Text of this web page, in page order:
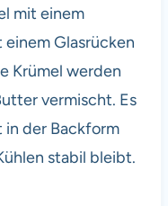
mit einem
Glasrücken
Krümel werden
vermischt. Es
der Backform
stabil bleibt.